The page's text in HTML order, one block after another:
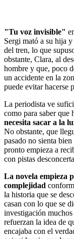
"Tu voz invisible"
Sergi mató a su hija
del tren, lo que
obstante, Clara, al
hombre y que, poco
un accidente en la
puede evitar hacerse
La periodista ve
como para saber que
necesita sacar a la
No obstante, que
pasado no sienta
pronto empieza a
con pistas
La novela empieza
complejidad
la historia que se
casan con lo que se
investigación
refuerzan la idea de
encajaba con el